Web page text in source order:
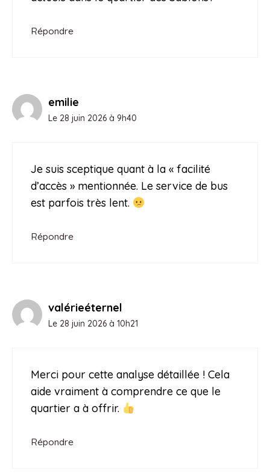
Répondre
emilie
Le 28 juin 2026 à 9h40
Je suis sceptique quant à la « facilité
d’accès » mentionnée. Le service de bus
est parfois très lent.
Répondre
valérieéternel
Le 28 juin 2026 à 10h21
Merci pour cette analyse détaillée ! Cela
aide vraiment à comprendre ce que le
quartier a à offrir.
Répondre